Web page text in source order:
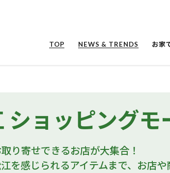
TOP NEWS & TRENDS お家
ショッピングモ
り寄せできるお店が大集合！
を感じられるアイテムまで、 お店や